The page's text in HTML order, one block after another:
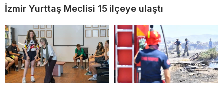
İzmir Yurttaş Meclisi 15 ilçeye ulaştı